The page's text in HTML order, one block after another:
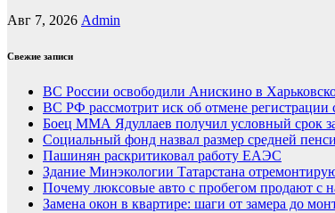
Авг 7, 2026 Admin
Свежие записи
ВС России освободили Анискино в
ВС РФ рассмотрит иск об отмене
Боец ММА Ядуллаев получил условный срок
Социальный фонд назвал размер средней
Пашинян раскритиковал работу ЕАЭС
Здание Минэкологии Татарстана
Почему люксовые авто с пробегом продают с
Замена окон в квартире: шаги от замера до